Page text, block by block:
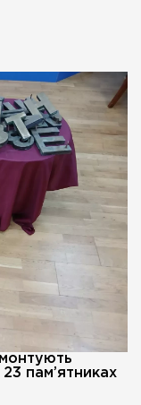
пам’ятниках